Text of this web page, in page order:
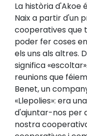
La història d'Akoe
Naix a partir d'un
cooperatives que
poder fer coses
els uns als altres.
significa
reunions que
Benet, un
«Llepolies»: era
d'ajuntar-nos per
nostra